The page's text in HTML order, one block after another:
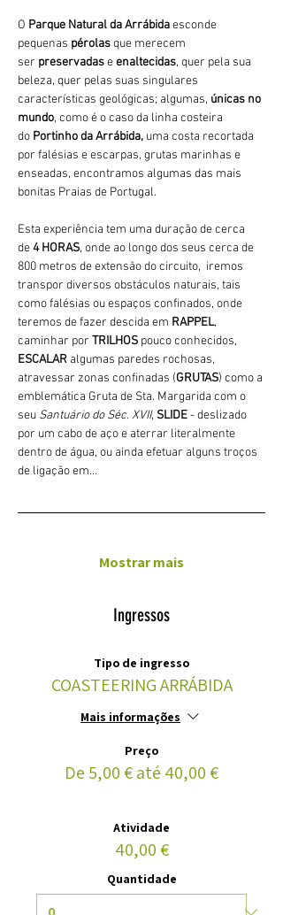
O Parque Natural da Arrábida esconde
pequenas pérolas que merecem
ser preservadas e enaltecidas, quer pela sua
beleza, quer pelas suas singulares
características geológicas; algumas, únicas no
mundo, como é o caso da linha costeira
do Portinho da Arrábida, uma costa recortada
por falésias e escarpas, grutas marinhas e
enseadas, encontramos algumas das mais
bonitas Praias de Portugal.
Esta experiência tem uma duração de cerca
de 4 HORAS, onde ao longo dos seus cerca de
800 metros de extensão do circuito,  iremos
transpor diversos obstáculos naturais, tais
como falésias ou espaços confinados, onde
teremos de fazer descida em RAPPEL,
caminhar por TRILHOS pouco conhecidos,
ESCALAR algumas paredes rochosas,
atravessar zonas confinadas (GRUTAS) como a
emblemática Gruta de Sta. Margarida com o
seu Santuário do Séc. XVII, SLIDE - deslizado
por um cabo de aço e aterrar literalmente
dentro de água, ou ainda efetuar alguns troços
de ligação em…
Mostrar mais
Ingressos
Tipo de ingresso
COASTEERING ARRÁBIDA
Mais informações
Preço
De 5,00 € até 40,00 €
Atividade
40,00 €
Quantidade